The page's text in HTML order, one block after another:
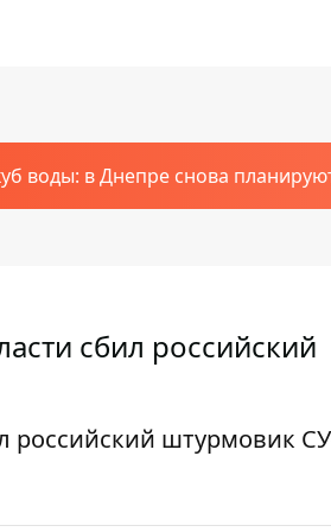
воды: в Днепре снова
сбил российский
российский штурмовик